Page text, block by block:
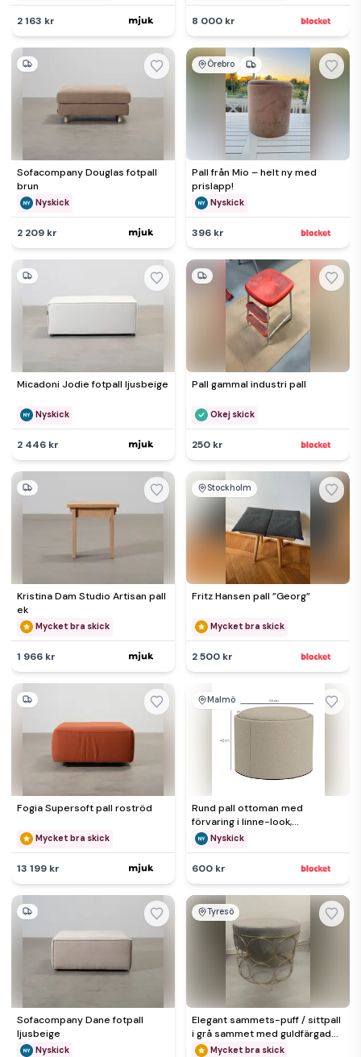
2 163 kr 8 000 kr
Sofacompany Douglas fotpall
brun
Nyskick
2 209 kr
Örebro
Pall från Mio – helt ny med
prislapp!
Nyskick
396 kr
Micadoni Jodie fotpall ljusbeige
Nyskick
2 446 kr
Pall gammal industri pall
Okej skick
250 kr
Kristina Dam Studio Artisan pall
ek
Mycket bra skick
1 966 kr
Stockholm
Fritz Hansen pall ”Georg”
Mycket bra skick
2 500 kr
Fogia Supersoft pall roströd
Mycket bra skick
13 199 kr
Malmö
Rund pall ottoman med
förvaring i linne-look,
Krämfärgad
Nyskick
600 kr
Sofacompany Dane fotpall
ljusbeige
Nyskick
Tyresö
Elegant sammets-puff / sittpall
i grå sammet med guldfärgad
metallram
Mycket bra skick